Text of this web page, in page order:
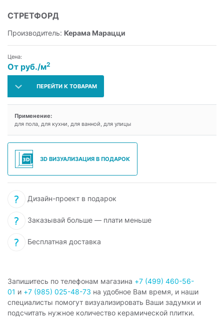
СТРЕТФОРД
Производитель: Керама Марацци
Цена:
От руб./м2
ПЕРЕЙТИ К ТОВАРАМ
Применение:
для пола, для кухни, для ванной, для улицы
3D ВИЗУАЛИЗАЦИЯ В ПОДАРОК
Дизайн-проект в подарок
Заказывай больше — плати меньше
Бесплатная доставка
Запишитесь по телефонам магазина +7 (499) 460-56-
01 и +7 (985) 025-48-73 на удобное Вам время, и наши
специалисты помогут визуализировать Ваши задумки и
подсчитать нужное количество керамической плитки.